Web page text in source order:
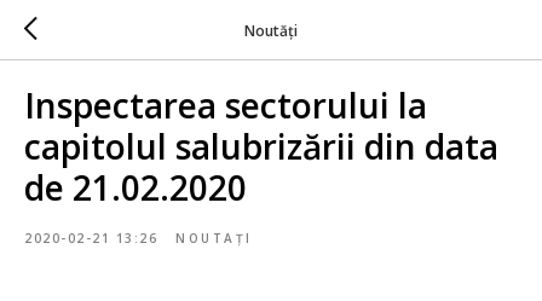
Noutăți
Inspectarea sectorului la
capitolul salubrizării din data
de 21.02.2020
2020-02-21 13:26 NOUTAȚI